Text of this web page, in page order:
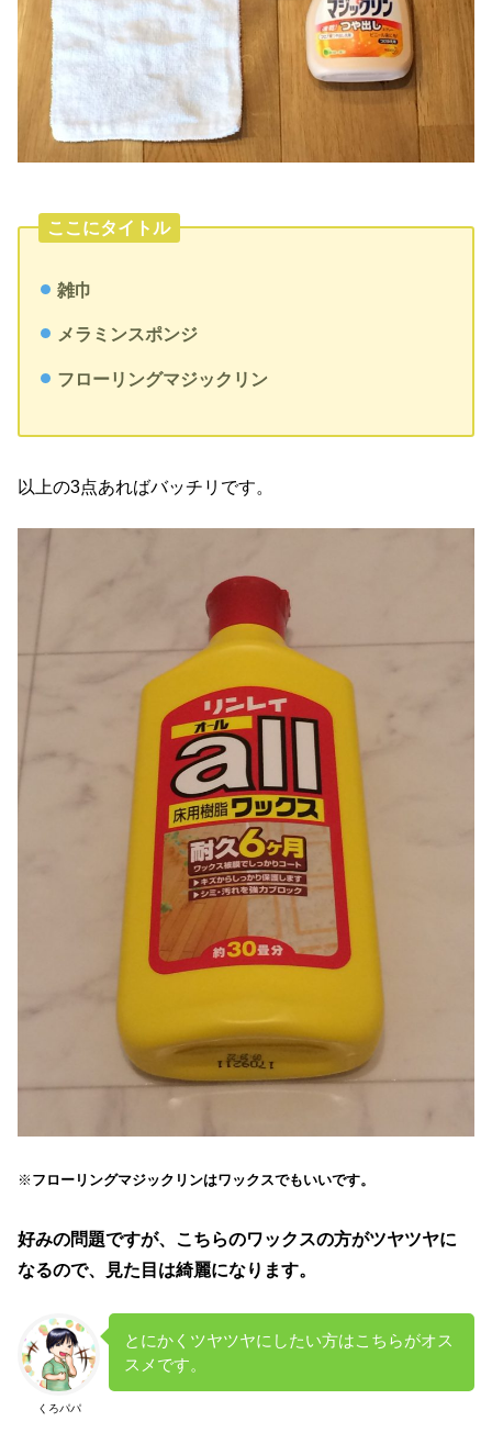
ここにタイトル
雑巾
メラミンスポンジ
フローリングマジックリン
以上の3点あればバッチリです。
※ フローリングマジックリンはワックスでもいいです。
好みの問題ですが、こちらのワックスの方がツヤツヤに
なるので、見た目は綺麗になります。
くろパパ
とにかくツヤツヤにしたい方はこちらがオス
スメです。